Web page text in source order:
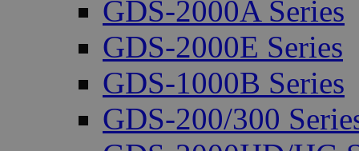
GDS-2000A Series
GDS-2000E Series
GDS-1000B Series
GDS-200/300